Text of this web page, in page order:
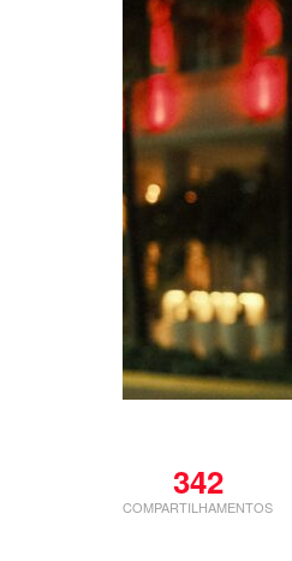
342
COMPARTILHAMENTOS